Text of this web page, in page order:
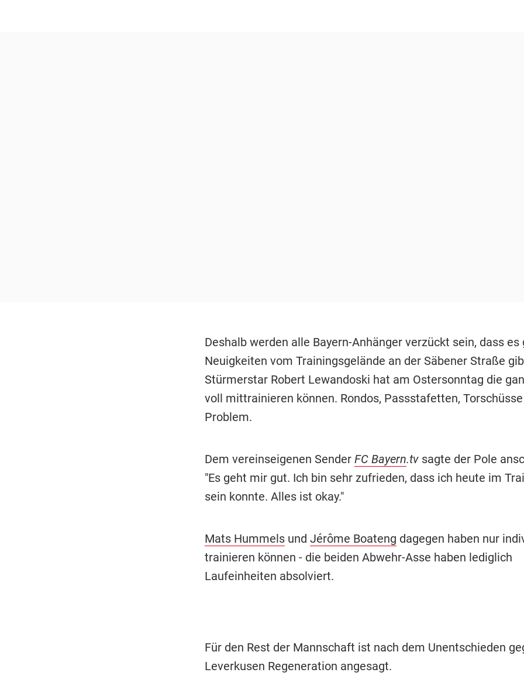
Deshalb werden alle Bayern-Anhänger verzückt sein, dass es
Neuigkeiten vom Trainingsgelände an der Säbener Straße
Stürmerstar Robert Lewandoski hat am Ostersonntag die
voll mittrainieren können. Rondos, Passstafetten,
Problem.
Dem vereinseigenen Sender FC Bayern.tvsagte der Pole
"Es geht mir gut. Ich bin sehr zufrieden, dass ich heute im
sein konnte. Alles ist okay."
Mats Hummelsund Jérôme Boateng dagegen haben nur
trainieren können - die beiden Abwehr-Asse haben lediglich
Laufeinheiten absolviert.
Für den Rest der Mannschaft ist nach dem Unentschieden
Leverkusen Regeneration angesagt.